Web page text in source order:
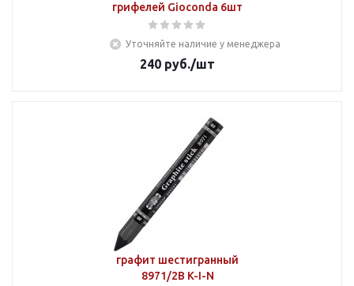
грифелей Gioconda 6шт
Уточняйте наличие у менеджера
240 руб./шт
графит шестигранный
8971/2В K-I-N